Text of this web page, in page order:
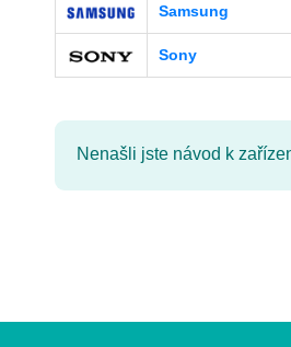
Samsung
Sony
Nenašli jste návod k